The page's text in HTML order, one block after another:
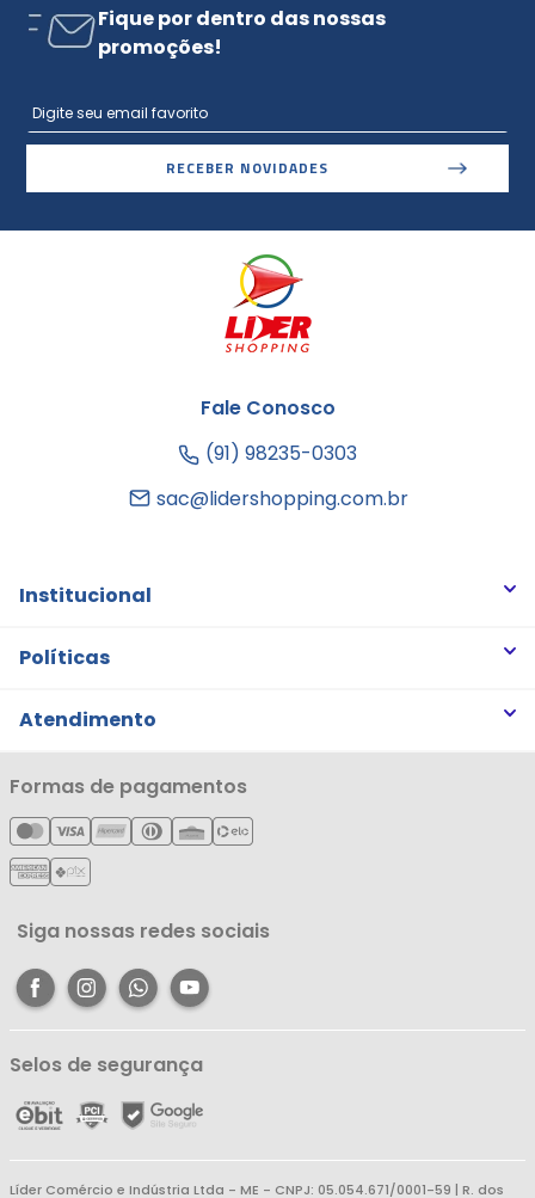
Fique por dentro das nossas
promoções!
RECEBER NOVIDADES
Fale Conosco
(91) 98235-0303
sac@lidershopping.com.br
Institucional
Quem somos
Notícias
Cartão Líderzan
Políticas
Trocas e Devoluções
Política de Privacidade
Política de Entrega
Política de Reembolso
Atendimento
Minha Conta
Meus Pedidos
Meus Favoritos
Central de Atendimento
Formas de pagamentos
Siga nossas redes sociais
Selos de segurança
Líder Comércio e Indústria Ltda - ME - CNPJ: 05.054.671/0001-59 | R. dos